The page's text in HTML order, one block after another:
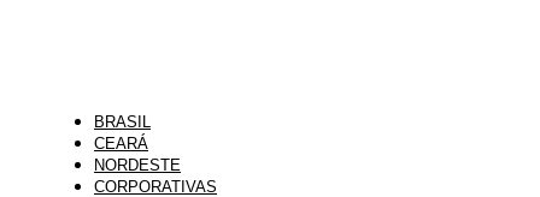
BRASIL
CEARÁ
NORDESTE
CORPORATIVAS